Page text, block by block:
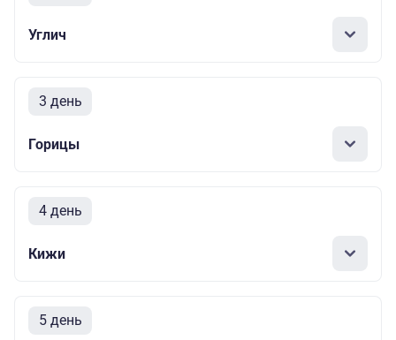
Углич
3 день
Горицы
4 день
Кижи
5 день